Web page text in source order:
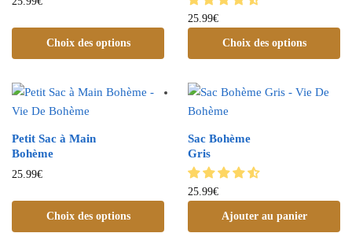
Choix des options
25.99€
Choix des options
Petit Sac à Main
Bohème
25.99€
Choix des options
Sac Bohème
Gris
25.99€
Ajouter au panier